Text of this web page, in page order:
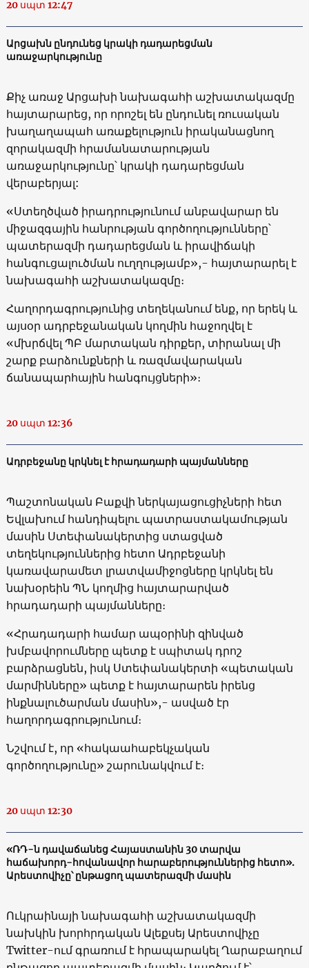
20 սպտ 12:47
Արցախն ընդունեց կրակի դադարեցման
առաջարկությունը
Քիչ առաջ Արցախի նախագահի աշխատակազմը
հայտարարեց, որ որոշել են ընդունել ռուսական
խաղաղապահ առաքելություն իրականացնող
զորակազմի հրամանատարության
առաջարկությունը՝ կրակի դադարեցման
վերաբերյալ:
«Ստեղծված իրադրությունում անբավարար են
միջազգային հանրության գործողությունները՝
պատերազմի դադարեցման և իրավիճակի
հանգուցալուծման ուղղությամբ»,- հայտարարել է
նախագահի աշխատակազմը։
Հաղորդագրությունից տեղեկանում ենք, որ երեկ և
այսօր ադրբեջանական կողմին հաջողվել է
«մխրճվել ՊԲ մարտական դիրքեր, տիրանալ մի
շարք բարձունքների և ռազմավարական
ճանապարհային հանգույցների»։
20 սպտ 12:36
Ադրբեջանը կրկնել է հրադադարի պայմանները
Պաշտոնական Բաքվի ներկայացուցիչների հետ
Եվլախում հանդիպելու պատրաստակամության
մասին Ստեփանակերտից ստացված
տեղեկություններից հետո Ադրբեջանի
կառավարամետ լրատվամիջոցները կրկնել են
նախօրեին ՊՆ կողմից հայտարարված
հրադադարի պայմանները։
«Հրադադարի համար ապօրինի զինված
խմբավորումները պետք է սպիտակ դրոշ
բարձրացնեն, իսկ Ստեփանակերտի «պետական
մարմինները» պետք է հայտարարեն իրենց
ինքնալուծարման մասին»,- ասված էր
հաղորդագրությունում։
Նշվում է, որ «հակաահաբեկչական
գործողությունը» շարունակվում է։
20 սպտ 12:30
«ՌԴ-ն դավաճանեց Հայաստանին 30 տարվա
հաճախորդ-հովանավոր հարաբերություններից հետո».
Արեստովիչը՝ ընթացող պատերազմի մասին
Ուկրաինայի նախագահի աշխատակազմի
նախկին խորհրդական Ալեքսեյ Արեստովիչը
Twitter-ում գրառում է հրապարակել Ղարաբաղում